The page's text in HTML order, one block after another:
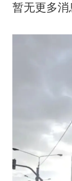
暂无更多消